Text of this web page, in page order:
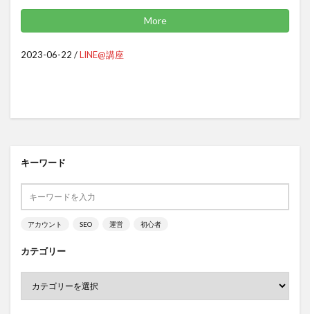
More
2023-06-22 /LINE@講座
キーワード
アカウント SEO 運営 初心者
カテゴリー